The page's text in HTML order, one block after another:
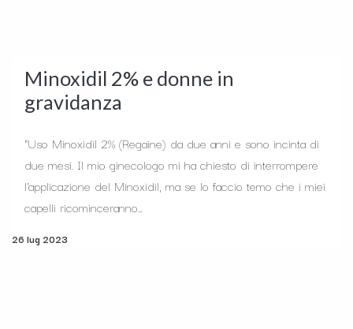
Minoxidil 2% e donne in
gravidanza
"Uso Minoxidil 2% (Regaine) da due anni e sono incinta di
due mesi. Il mio ginecologo mi ha chiesto di interrompere
l'applicazione del Minoxidil, ma se lo faccio temo che i miei
capelli ricominceranno...
26 lug 2023